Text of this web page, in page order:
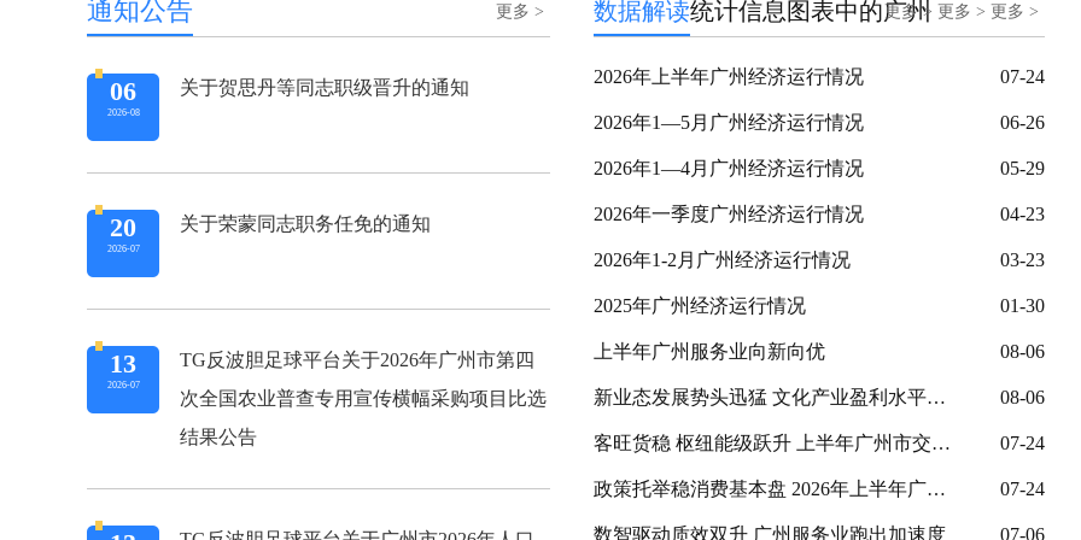
通知公告 更多 >
06
2026-08
关于贺思丹等同志职级晋升的通知
20
2026-07
关于荣蒙同志职务任免的通知
13
2026-07
TG反波胆足球平台关于2026年广州市第四
次全国农业普查专用宣传横幅采购项目比选
结果公告
更多 > 更多 > 更多 >
数据解读统计信息 图表中的广州
2026年上半年广州经济运行情况 07-24
2026年1—5月广州经济运行情况 06-26
2026年1—4月广州经济运行情况 05-29
2026年一季度广州经济运行情况 04-23
2026年1-2月广州经济运行情况 03-23
2025年广州经济运行情况 01-30
上半年广州服务业向新向优 08-06
新业态发展势头迅猛 文化产业盈利水平大幅提升 08-06
客旺货稳 枢纽能级跃升 上半年广州市交通运输业展现出活力与韧性 07-24
政策托举稳消费基本盘 2026年上半年广州社零同比增长2.9% 07-24
数智驱动质效双升 广州服务业跑出加速度 07-06